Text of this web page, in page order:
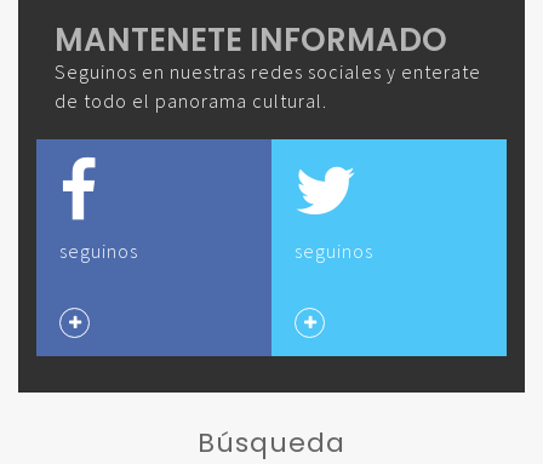
MANTENETE INFORMADO
Seguinos en nuestras redes sociales y enterate
de todo el panorama cultural.
seguinos seguinos
Búsqueda